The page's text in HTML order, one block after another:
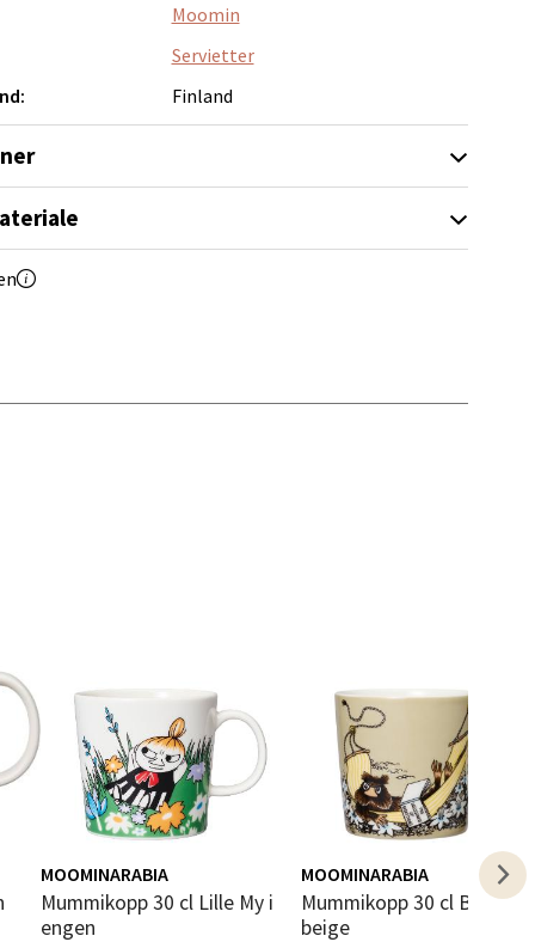
Moomin
Servietter
Finland
MOOMINARABIA
Mummikopp 30 cl Lille My i
engen
MOOMINARABIA
Mummikopp 30 cl Bisamrotta
beige